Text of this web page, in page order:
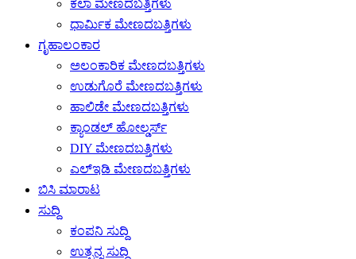
ಕಲಾ ಮೇಣದಬತ್ತಿಗಳು
ಧಾರ್ಮಿಕ ಮೇಣದಬತ್ತಿಗಳು
ಗೃಹಾಲಂಕಾರ
ಅಲಂಕಾರಿಕ ಮೇಣದಬತ್ತಿಗಳು
ಉಡುಗೊರೆ ಮೇಣದಬತ್ತಿಗಳು
ಹಾಲಿಡೇ ಮೇಣದಬತ್ತಿಗಳು
ಕ್ಯಾಂಡಲ್ ಹೋಲ್ಡರ್ಸ್
DIY ಮೇಣದಬತ್ತಿಗಳು
ಎಲ್ಇಡಿ ಮೇಣದಬತ್ತಿಗಳು
ಬಿಸಿ ಮಾರಾಟ
ಸುದ್ದಿ
ಕಂಪನಿ ಸುದ್ದಿ
ಉತ್ಪನ್ನ ಸುದ್ದಿ